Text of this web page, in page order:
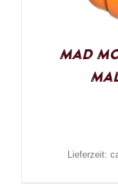
Mad
Lieferzeit: